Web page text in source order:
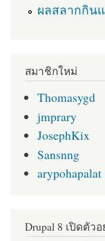
ผลสลากกิน
(link is external)
สมาชิกใหม่
Thomasygd
jmprary
JosephKix
Sansnng
arypohapalat
Drupal 8 เปิดตัว